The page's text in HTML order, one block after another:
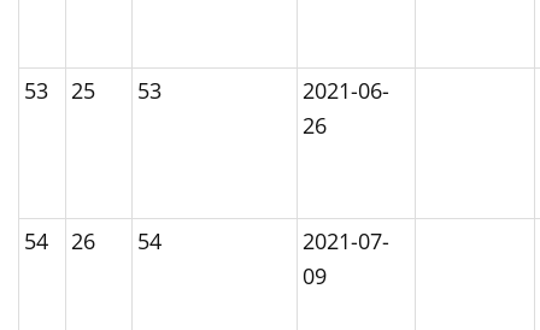
53 25 53
2021-06-
26
54 26 54
2021-07-
09